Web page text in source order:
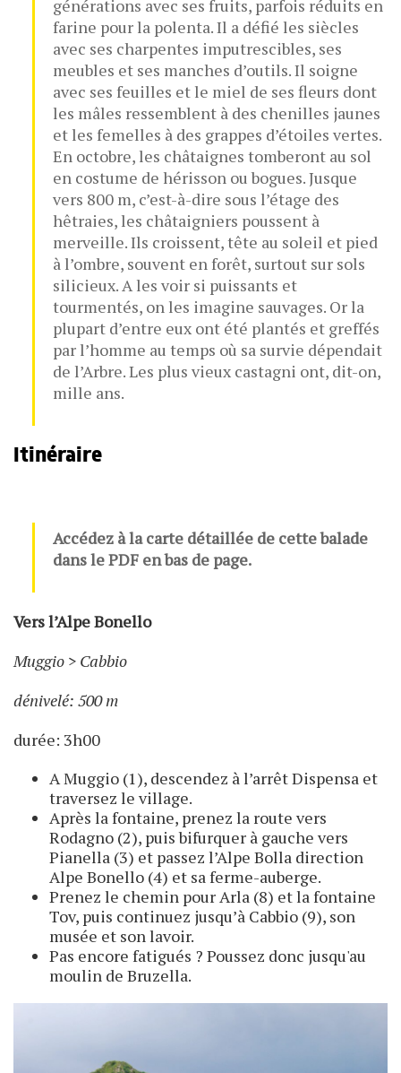
générations avec ses fruits, parfois réduits en
farine pour la polenta. Il a défié les siècles
avec ses charpentes imputrescibles, ses
meubles et ses manches d’outils. Il soigne
avec ses feuilles et le miel de ses fleurs dont
les mâles ressemblent à des chenilles jaunes
et les femelles à des grappes d’étoiles vertes.
En octobre, les châtaignes tomberont au sol
en costume de hérisson ou bogues. Jusque
vers 800 m, c’est-à-dire sous l’étage des
hêtraies, les châtaigniers poussent à
merveille. Ils croissent, tête au soleil et pied
à l’ombre, souvent en forêt, surtout sur sols
silicieux. A les voir si puissants et
tourmentés, on les imagine sauvages. Or la
plupart d’entre eux ont été plantés et greffés
par l’homme au temps où sa survie dépendait
de l’Arbre. Les plus vieux castagni ont, dit-on,
mille ans.
Itinéraire
Accédez à la carte détaillée de cette balade
dans le PDF en bas de page.
Vers l’Alpe Bonello
Muggio > Cabbio
dénivelé: 500 m
durée: 3h00
A Muggio (1), descendez à l’arrêt Dispensa et
traversez le village.
Après la fontaine, prenez la route vers
Rodagno (2), puis bifurquer à gauche vers
Pianella (3) et passez l’Alpe Bolla direction
Alpe Bonello (4) et sa ferme-auberge.
Prenez le chemin pour Arla (8) et la fontaine
Tov, puis continuez jusqu’à Cabbio (9), son
musée et son lavoir.
Pas encore fatigués ? Poussez donc jusqu'au
moulin de Bruzella.